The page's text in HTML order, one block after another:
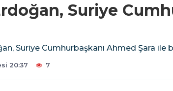
Suriye
Suriye Cumhurbaşkanı Ahmed Şara
20:37 7